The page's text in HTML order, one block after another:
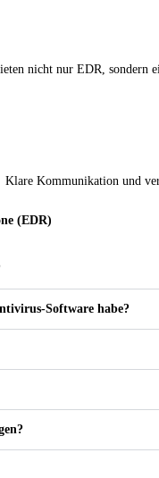
nicht nur EDR, sondern
Klare Kommunikation und
(EDR)
Software habe?